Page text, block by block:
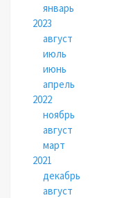
январь
2023
август
июль
июнь
апрель
2022
ноябрь
август
март
2021
декабрь
август